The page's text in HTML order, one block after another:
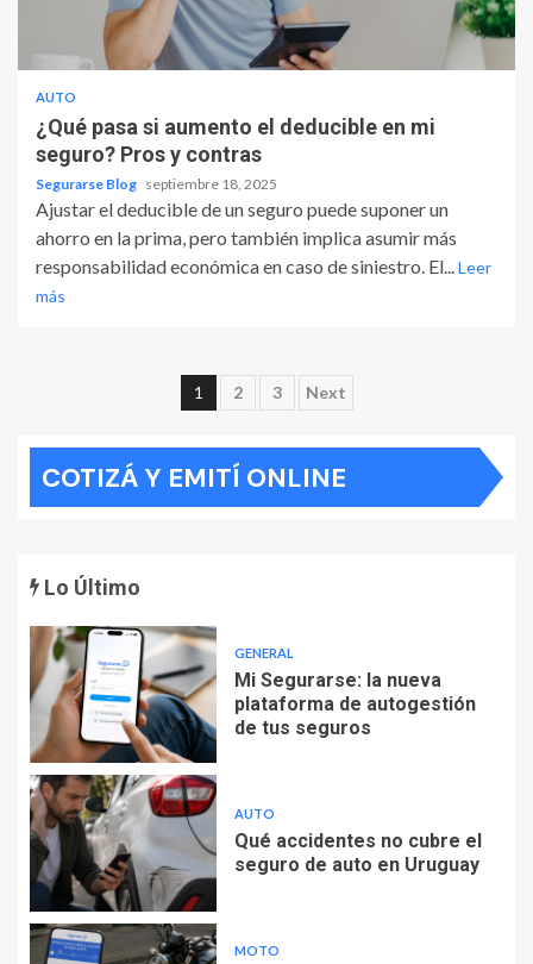
AUTO
¿Qué pasa si aumento el deducible en mi
seguro? Pros y contras
Segurarse Blog septiembre 18, 2025
Ajustar el deducible de un seguro puede suponer un
ahorro en la prima, pero también implica asumir más
responsabilidad económica en caso de siniestro. El...Leer
más
Paginación
de
entradas
1 2 3 Next
COTIZÁ Y EMITÍ ONLINE
Lo Último
GENERAL
Mi Segurarse: la nueva
plataforma de autogestión
de tus seguros
AUTO
Qué accidentes no cubre el
seguro de auto en Uruguay
MOTO